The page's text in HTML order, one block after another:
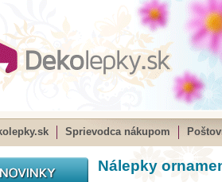
Sprievodca nákupom
Nálepky